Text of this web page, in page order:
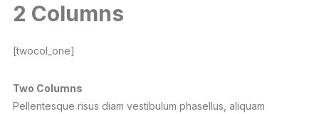
2 Columns
[twocol_one]
Two Columns
Pellentesque risus diam vestibulum phasellus, aliquam